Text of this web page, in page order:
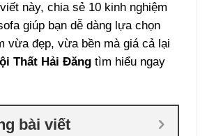
này, chia sẻ 10 kinh nghiệm
giúp bạn dễ dàng lựa chọn
vừa đẹp, vừa bền mà giá cả lại
Thất Hải Đăng tìm hiểu ngay
bài viết